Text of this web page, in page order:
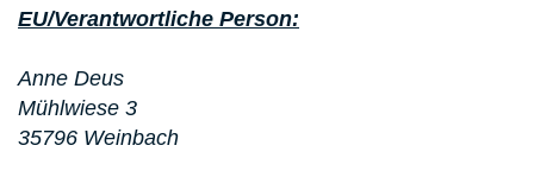
EU/Verantwortliche Person:
Anne Deus
Mühlwiese 3
35796 Weinbach